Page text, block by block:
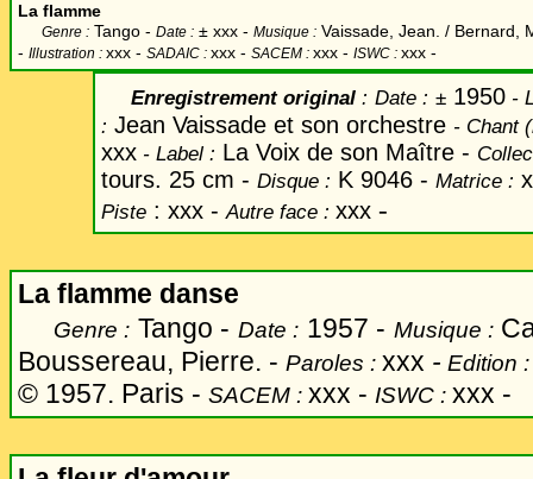
La flamme
Genre : Tango - Date : ± xxx - Musique : Vaissade, Jean. / Bernard,
- Illustration : xxx - SADAIC : xxx - SACEM : xxx - ISWC : xxx -
Enregistrement original : Date : ± 1950 -
: Jean Vaissade et son orchestre - Chant
xxx - Label : La Voix de son Maître -
tours. 25 cm - Disque : K 9046 - Matrice :
Piste : xxx - Autre face : xxx -
La flamme danse
Genre : Tango - Date : 1957 - Musique :
Boussereau, Pierre. - Paroles : xxx - Edition
© 1957. Paris - SACEM : xxx - ISWC : xxx -